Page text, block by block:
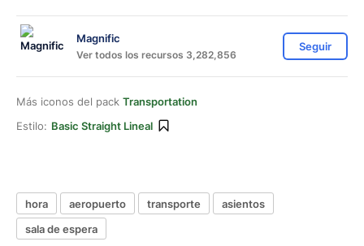
Magnific
Ver todos los recursos 3,282,856
Seguir
Más iconos del pack Transportation
Estilo: Basic Straight Lineal
hora aeropuerto transporte
asientos
sala de espera